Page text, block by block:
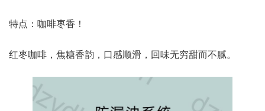
特点：咖啡枣香！
红枣咖啡，焦糖香韵，口感顺滑，回味无穷甜而不腻。